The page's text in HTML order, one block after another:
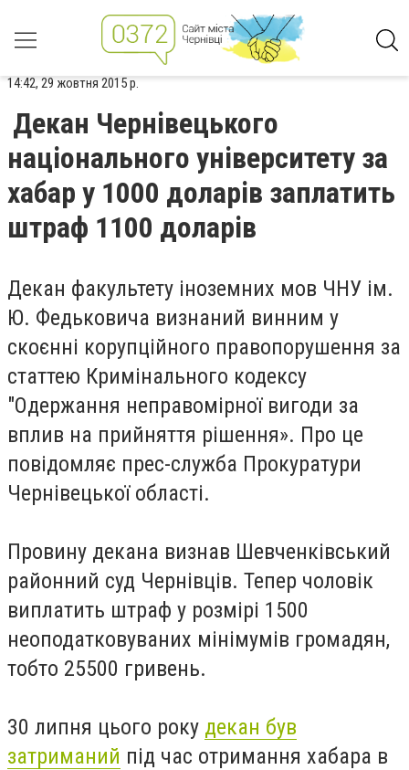
14:42, 29 жовтня 2015 р.
Декан Чернівецького
національного університету за
хабар у 1000 доларів заплатить
штраф 1100 доларів
Декан факультету іноземних мов ЧНУ ім.
Ю. Федьковича визнаний винним у
скоєнні корупційного правопорушення за
статтею Кримінального кодексу
"Одержання неправомірної вигоди за
вплив на прийняття рішення». Про це
повідомляє прес-служба Прокуратури
Чернівецької області.
Провину декана визнав Шевченківський
районний суд Чернівців. Тепер чоловік
виплатить штраф у розмірі 1500
неоподатковуваних мінімумів громадян,
тобто 25500 гривень.
30 липня цього року декан був
затриманий під час отримання хабара в